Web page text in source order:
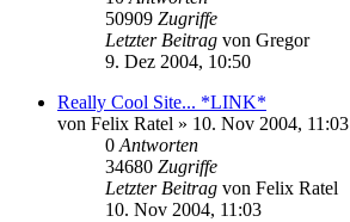
50909 Zugriffe
Letzter Beitrag von Gregor
9. Dez 2004, 10:50
Really Cool Site... *LINK*
von Felix Ratel » 10. Nov 2004, 11:03
0 Antworten
34680 Zugriffe
Letzter Beitrag von Felix Ratel
10. Nov 2004, 11:03